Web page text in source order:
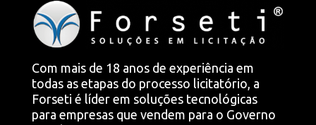
Com mais de 18 anos de experiência em
todas as etapas do processo licitatório, a
Forseti é líder em soluções tecnológicas
para empresas que vendem para o Governo